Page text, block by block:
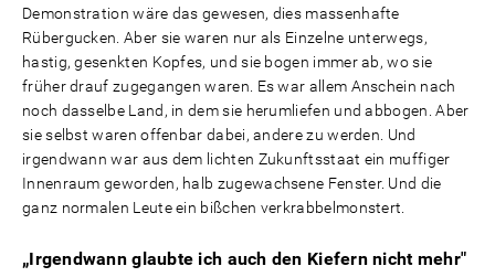
Demonstration wäre das gewesen, dies massenhafte
Rübergucken. Aber sie waren nur als Einzelne unterwegs,
hastig, gesenkten Kopfes, und sie bogen immer ab, wo sie
früher drauf zugegangen waren. Es war allem Anschein nach
noch dasselbe Land, in dem sie herumliefen und abbogen. Aber
sie selbst waren offenbar dabei, andere zu werden. Und
irgendwann war aus dem lichten Zukunftsstaat ein muffiger
Innenraum geworden, halb zugewachsene Fenster. Und die
ganz normalen Leute ein bißchen verkrabbelmonstert.
„Irgendwann glaubte ich auch den Kiefern nicht mehr"